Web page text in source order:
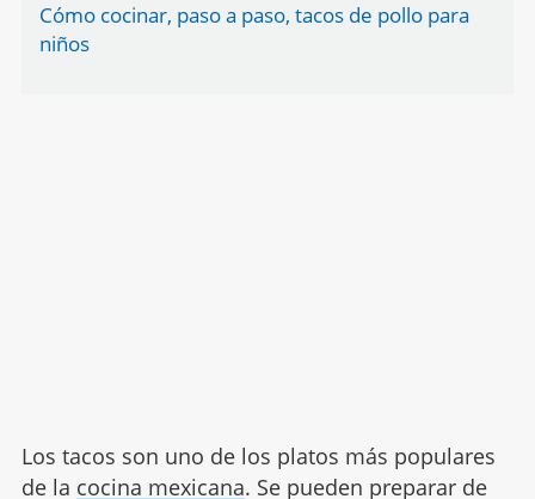
Cómo cocinar, paso a paso, tacos de pollo para
niños
Los tacos son uno de los platos más populares
de la cocina mexicana. Se pueden preparar de